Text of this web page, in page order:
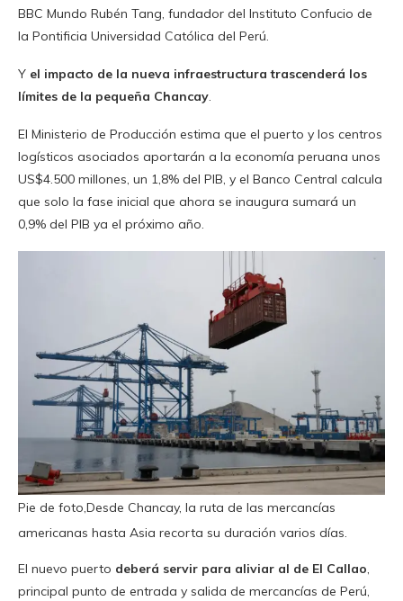
BBC Mundo Rubén Tang, fundador del Instituto Confucio de
la Pontificia Universidad Católica del Perú.
Y el impacto de la nueva infraestructura trascenderá los
límites de la pequeña Chancay
El Ministerio de Producción estima que el puerto y los centros
logísticos asociados aportarán a la economía peruana unos
US$4.500 millones, un 1,8% del PIB, y el Banco Central calcula
que solo la fase inicial que ahora se inaugura sumará un
0,9% del PIB ya el próximo año.
Pie de foto,Desde Chancay, la ruta de las mercancías
americanas hasta Asia recorta su duración varios días.
El nuevo puerto deberá servir para aliviar al de El Callao,
principal punto de entrada y salida de mercancías de Perú,